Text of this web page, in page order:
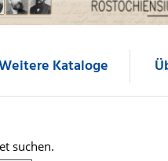
Kataloge
suchen.